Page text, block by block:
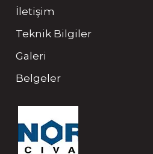
İletişim
Teknik Bilgiler
Galeri
Belgeler